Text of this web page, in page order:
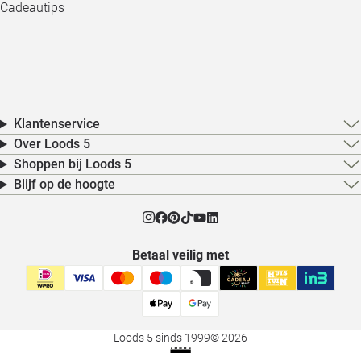
Cadeautips
Klantenservice
Over Loods 5
Shoppen bij Loods 5
Blijf op de hoogte
Betaal veilig met
Loods 5 sinds 1999© 2026